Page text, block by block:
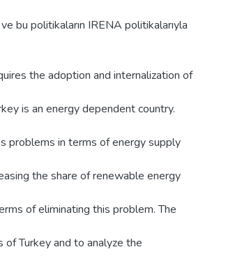
bu politikaların IRENA politikalarıyla
the adoption and internalization of
is an energy dependent country.
problems in terms of energy supply
the share of renewable energy
of eliminating this problem. The
Turkey and to analyze the